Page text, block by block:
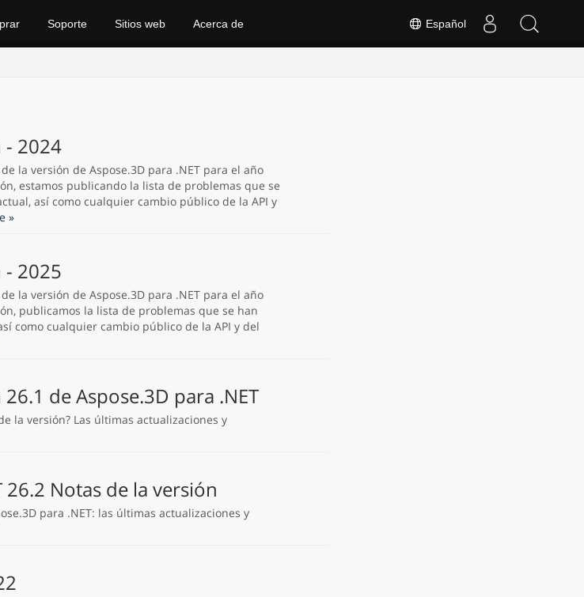
Español
Soporte Sitios web Acerca de
- 2024
la versión de Aspose.3D para .NET para el año
estamos publicando la lista de problemas que se
así como cualquier cambio público de la API y
»
- 2025
la versión de Aspose.3D para .NET para el año
publicamos la lista de problemas que se han
como cualquier cambio público de la API y del
de Aspose.3D para .NET
la versión? Las últimas actualizaciones y
26.2 Notas de la versión
para .NET: las últimas actualizaciones y